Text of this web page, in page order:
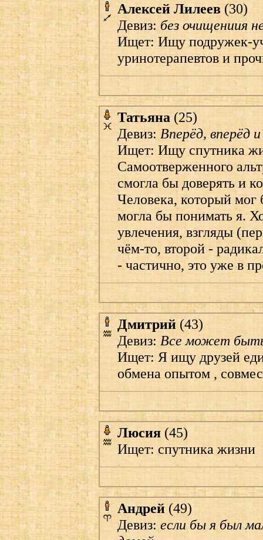
Алексей Лилеев (30)
Девиз:без очищениия
Ищет: Ищу подружек-
уринотерапевтов и
Татьяна (25)
Девиз:Вперёд, вперёд
Ищет: Ищу спутника
Самоотверженного
смогла бы доверять и
Человека, который мог
могла бы понимать я.
увлечения, взгляды
чём-то, второй -
- частично, это уже в
Дмитрий(43)
Девиз:Все может
Ищет: Я ищу друзей
обмена опытом ,
Люсия (45)
Ищет: спутника жизни
Андрей(49)
Девиз:если бы я был